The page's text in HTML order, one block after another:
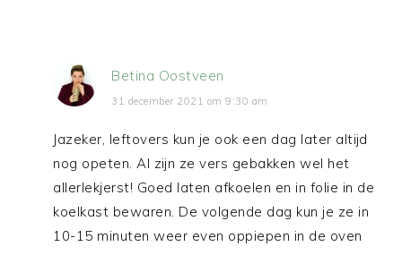
Betina Oostveen
31 december 2021 om 9:30 am
Jazeker, leftovers kun je ook een dag later altijd
nog opeten. Al zijn ze vers gebakken wel het
allerlekjerst! Goed laten afkoelen en in folie in de
koelkast bewaren. De volgende dag kun je ze in
10-15 minuten weer even oppiepen in de oven